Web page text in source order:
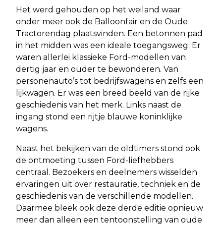
Het werd gehouden op het weiland waar
onder meer ook de Balloonfair en de Oude
Tractorendag plaatsvinden. Een betonnen pad
in het midden was een ideale toegangsweg. Er
waren allerlei klassieke Ford-modellen van
dertig jaar en ouder te bewonderen. Van
personenauto’s tot bedrijfswagens en zelfs een
lijkwagen. Er was een breed beeld van de rijke
geschiedenis van het merk. Links naast de
ingang stond een rijtje blauwe koninklijke
wagens.
Naast het bekijken van de oldtimers stond ook
de ontmoeting tussen Ford-liefhebbers
centraal. Bezoekers en deelnemers wisselden
ervaringen uit over restauratie, techniek en de
geschiedenis van de verschillende modellen.
Daarmee bleek ook deze derde editie opnieuw
meer dan alleen een tentoonstelling van oude